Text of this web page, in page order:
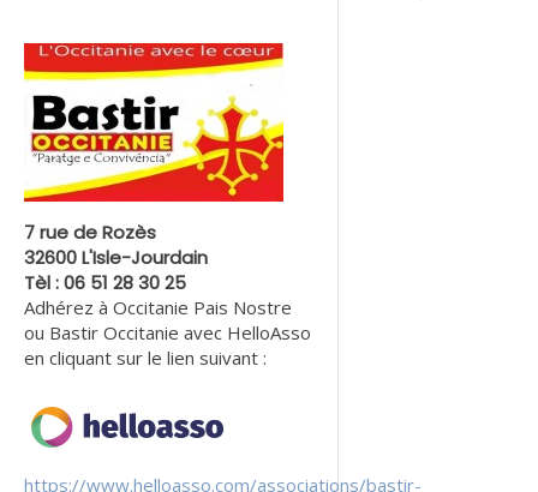
7 rue de Rozès
32600 L'Isle-Jourdain
Tèl : 06 51 28 30 25
Adhérez à Occitanie Pais Nostre
ou Bastir Occitanie avec HelloAsso
en cliquant sur le lien suivant :
https://www.helloasso.com/associations/bastir-